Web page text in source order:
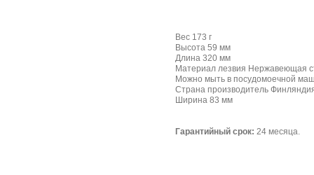
Вес 173 г
Высота 59 мм
Длина 320 мм
Материал лезвия Нержавеющая
Можно мыть в посудомоечной
Страна производитель
Ширина 83 мм
Гарантийный срок: 24 месяца.